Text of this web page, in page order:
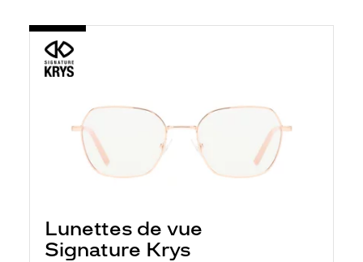
Lunettes de vue
Signature Krys